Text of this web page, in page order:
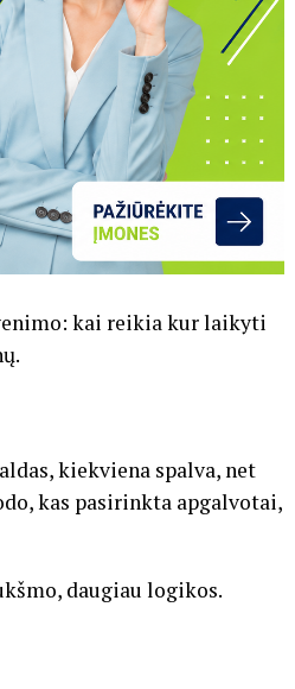
kai reikia kur laikyti
kiekviena spalva, net
kas pasirinkta apgalvotai,
daugiau logikos.